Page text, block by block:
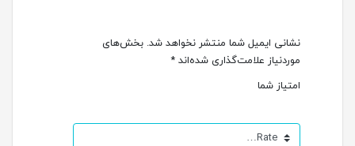
نشانی ایمیل شما منتشر نخواهد شد. بخش‌های
موردنیاز علامت‌گذاری شده‌اند*
امتیاز شما